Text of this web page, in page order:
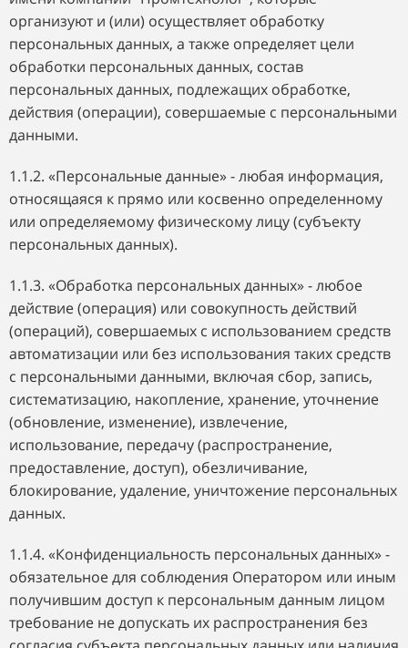
организуют и (или) осуществляет обработку
персональных данных, а также определяет цели
обработки персональных данных, состав
персональных данных, подлежащих обработке,
действия (операции), совершаемые с персональными
данными.
1.1.2. «Персональные данные» - любая информация,
относящаяся к прямо или косвенно определенному
или определяемому физическому лицу (субъекту
персональных данных).
1.1.3. «Обработка персональных данных» - любое
действие (операция) или совокупность действий
(операций), совершаемых с использованием средств
автоматизации или без использования таких средств
с персональными данными, включая сбор, запись,
систематизацию, накопление, хранение, уточнение
(обновление, изменение), извлечение,
использование, передачу (распространение,
предоставление, доступ), обезличивание,
блокирование, удаление, уничтожение персональных
данных.
1.1.4. «Конфиденциальность персональных данных» -
обязательное для соблюдения Оператором или иным
получившим доступ к персональным данным лицом
требование не допускать их распространения без